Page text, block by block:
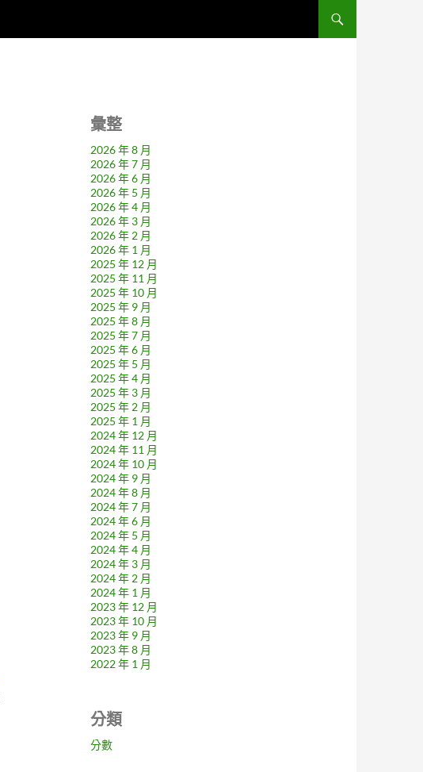
彙整
2026 年 8 月
2026 年 7 月
2026 年 6 月
2026 年 5 月
2026 年 4 月
2026 年 3 月
2026 年 2 月
2026 年 1 月
2025 年 12 月
2025 年 11 月
2025 年 10 月
2025 年 9 月
2025 年 8 月
2025 年 7 月
2025 年 6 月
2025 年 5 月
2025 年 4 月
2025 年 3 月
2025 年 2 月
2025 年 1 月
2024 年 12 月
2024 年 11 月
2024 年 10 月
2024 年 9 月
2024 年 8 月
2024 年 7 月
2024 年 6 月
2024 年 5 月
2024 年 4 月
2024 年 3 月
2024 年 2 月
2024 年 1 月
2023 年 12 月
2023 年 10 月
2023 年 9 月
2023 年 8 月
2022 年 1 月
分類
分數